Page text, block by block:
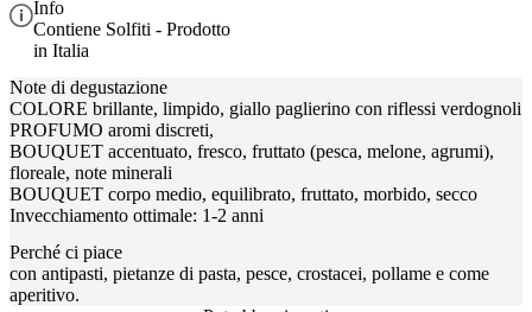
Info
Contiene Solfiti - Prodotto
in Italia
Note di degustazione
COLORE brillante, limpido, giallo paglierino con riflessi verdognoli
PROFUMO aromi discreti,
BOUQUET accentuato, fresco, fruttato (pesca, melone, agrumi),
floreale, note minerali
BOUQUET corpo medio, equilibrato, fruttato, morbido, secco
Invecchiamento ottimale: 1-2 anni
Perché ci piace
con antipasti, pietanze di pasta, pesce, crostacei, pollame e come
aperitivo.